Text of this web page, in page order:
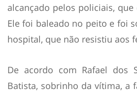
alcançado pelos policiais,
Ele foi baleado no peito e foi
hospital, que não resistiu aos
De acordo com Rafael dos
Batista, sobrinho da vítima, a